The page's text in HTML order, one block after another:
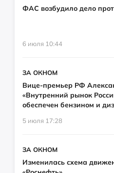
ФАС возбудило дело
6 июля 10:44
ЗА ОКНОМ
Вице-премьер РФ
«Внутренний рынок
обеспечен бензином и
5 июля 17:28
ЗА ОКНОМ
Изменилась схема